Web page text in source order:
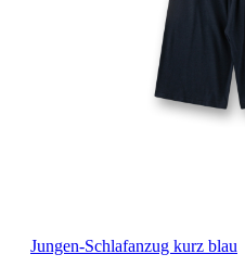
Jungen-Schlafanzug kurz blau